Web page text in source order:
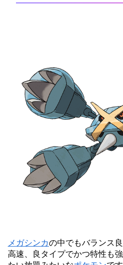
メガシンカの中でもバランス
高速、良タイプでかつ特性も